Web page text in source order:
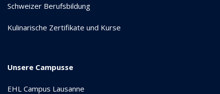
Schweizer Berufsbildung
Kulinarische Zertifikate und Kurse
Unsere Campusse
EHL Campus Lausanne